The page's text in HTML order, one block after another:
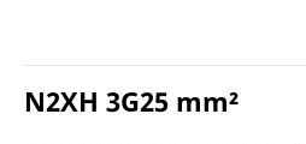
N2XH 3G25 mm²